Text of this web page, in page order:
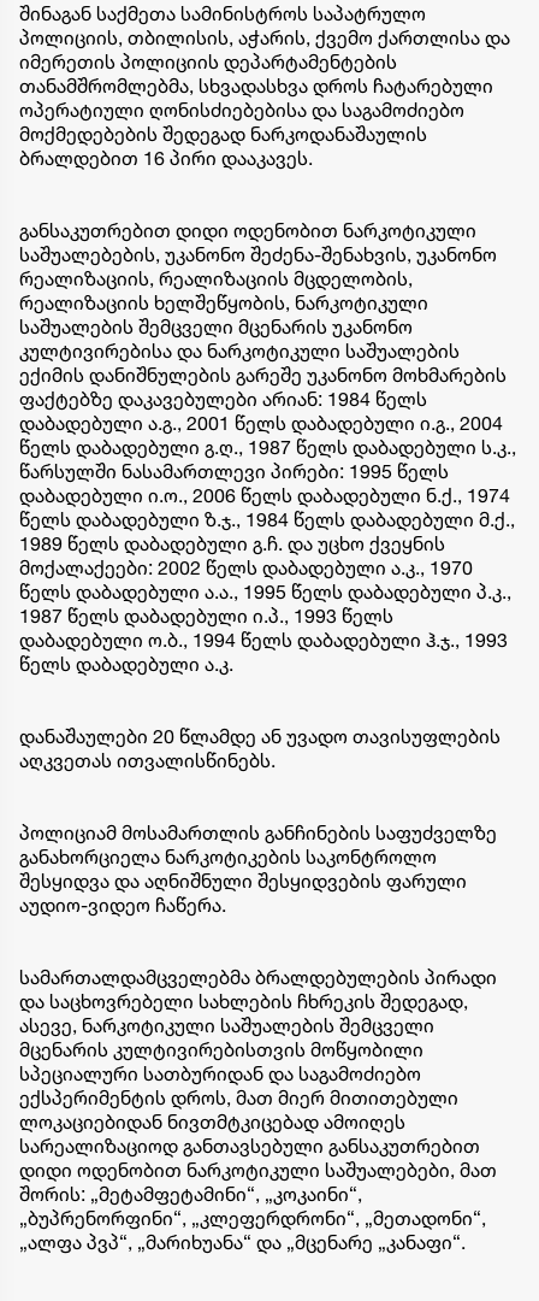
შინაგან საქმეთა სამინისტროს საპატრულო
პოლიციის, თბილისის, აჭარის, ქვემო ქართლისა და
იმერეთის პოლიციის დეპარტამენტების
თანამშრომლებმა, სხვადასხვა დროს ჩატარებული
ოპერატიული ღონისძიებებისა და საგამოძიებო
მოქმედებების შედეგად ნარკოდანაშაულის
ბრალდებით 16 პირი დააკავეს.
განსაკუთრებით დიდი ოდენობით ნარკოტიკული
საშუალებების, უკანონო შეძენა-შენახვის, უკანონო
რეალიზაციის, რეალიზაციის მცდელობის,
რეალიზაციის ხელშეწყობის, ნარკოტიკული
საშუალების შემცველი მცენარის უკანონო
კულტივირებისა და ნარკოტიკული საშუალების
ექიმის დანიშნულების გარეშე უკანონო მოხმარების
ფაქტებზე დაკავებულები არიან: 1984 წელს
დაბადებული ა.გ., 2001 წელს დაბადებული ი.გ., 2004
წელს დაბადებული გ.ღ., 1987 წელს დაბადებული ს.კ.,
წარსულში ნასამართლევი პირები: 1995 წელს
დაბადებული ი.ო., 2006 წელს დაბადებული ნ.ქ., 1974
წელს დაბადებული ზ.ჯ., 1984 წელს დაბადებული მ.ქ.,
1989 წელს დაბადებული გ.ჩ. და უცხო ქვეყნის
მოქალაქეები: 2002 წელს დაბადებული ა.კ., 1970
წელს დაბადებული ა.ა., 1995 წელს დაბადებული პ.კ.,
1987 წელს დაბადებული ი.პ., 1993 წელს
დაბადებული ო.ბ., 1994 წელს დაბადებული ჰ.ჯ., 1993
წელს დაბადებული ა.კ.
დანაშაულები 20 წლამდე ან უვადო თავისუფლების
აღკვეთას ითვალისწინებს.
პოლიციამ მოსამართლის განჩინების საფუძველზე
განახორციელა ნარკოტიკების საკონტროლო
შესყიდვა და აღნიშნული შესყიდვების ფარული
აუდიო-ვიდეო ჩაწერა.
სამართალდამცველებმა ბრალდებულების პირადი
და საცხოვრებელი სახლების ჩხრეკის შედეგად,
ასევე, ნარკოტიკული საშუალების შემცველი
მცენარის კულტივირებისთვის მოწყობილი
სპეციალური სათბურიდან და საგამოძიებო
ექსპერიმენტის დროს, მათ მიერ მითითებული
ლოკაციებიდან ნივთმტკიცებად ამოიღეს
სარეალიზაციოდ განთავსებული განსაკუთრებით
დიდი ოდენობით ნარკოტიკული საშუალებები, მათ
შორის: „მეტამფეტამინი“, „კოკაინი“,
„ბუპრენორფინი“, „კლეფერდრონი“, „მეთადონი“,
„ალფა პვპ“, „მარიხუანა“ და „მცენარე „კანაფი“.